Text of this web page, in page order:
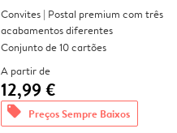
Convites | Postal premium com três
acabamentos diferentes
Conjunto de 10 cartões
A partir de
12,99 €
offers Preços Sempre Baixos